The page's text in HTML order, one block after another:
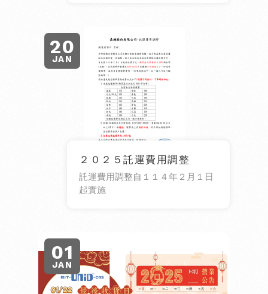
20
JAN
２０２５託運費用調整
託運費用調整自１１４年２月１日
起實施
01
JAN